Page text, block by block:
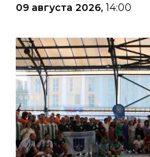
09 августа 2026, 14:00